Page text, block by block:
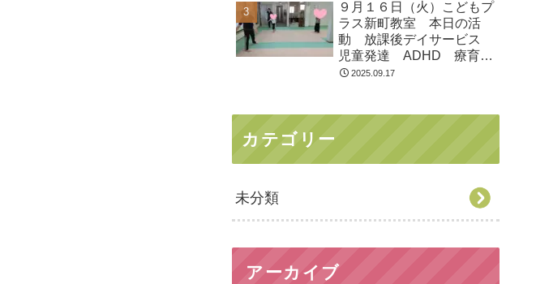
９月１６日（火）こどもプ
ラス新町教室 本日の活
動 放課後デイサービス
児童発達 ADHD 療育
発達障がい
2025.09.17
カテゴリー
未分類
アーカイブ